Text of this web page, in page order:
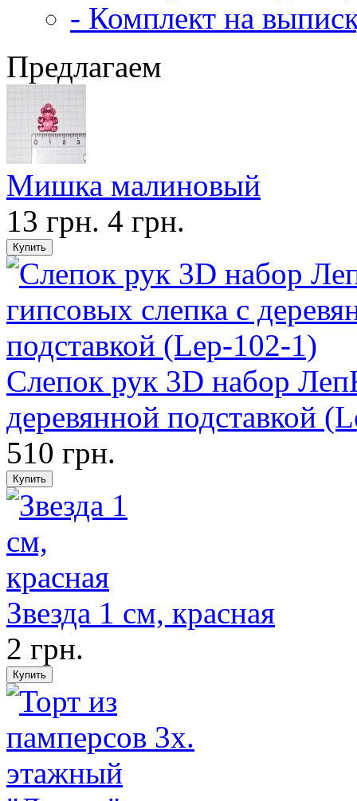
- Комплект на
Предлагаем
Мишка малиновый
13 грн. 4 грн.
Слепок рук 3D набор
деревянной подставкой
510 грн.
Звезда 1 см, красная
2 грн.